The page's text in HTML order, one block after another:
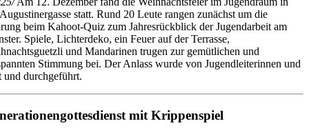
statt. Rund 20 Leute rangen zunächst um die
beim Kahoot-Quiz zum Jahresrückblick der Jugendarbeit am
Spiele, Lichterdeko, ein Feuer auf der Terrasse,
und Mandarinen trugen zur gemütlichen und
Stimmung bei. Der Anlass wurde von Jugendleiterinnen und
und durchgeführt.
mit Krippenspiel